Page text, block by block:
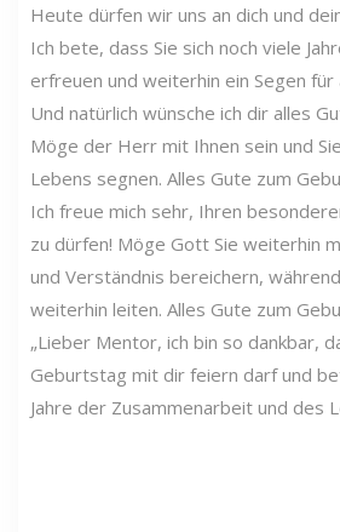
Heute dürfen wir uns an dich und
Ich bete, dass Sie sich noch viele
erfreuen und weiterhin ein Segen
Und natürlich wünsche ich dir alles
Möge der Herr mit Ihnen sein und
Lebens segnen. Alles Gute zum
Ich freue mich sehr, Ihren
zu dürfen! Möge Gott Sie weiterhin
und Verständnis bereichern,
weiterhin leiten. Alles Gute zum
„Lieber Mentor, ich bin so dankbar,
Geburtstag mit dir feiern darf und
Jahre der Zusammenarbeit und des